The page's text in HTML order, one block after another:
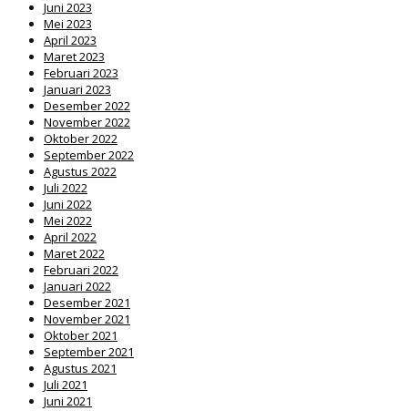
Juni 2023
Mei 2023
April 2023
Maret 2023
Februari 2023
Januari 2023
Desember 2022
November 2022
Oktober 2022
September 2022
Agustus 2022
Juli 2022
Juni 2022
Mei 2022
April 2022
Maret 2022
Februari 2022
Januari 2022
Desember 2021
November 2021
Oktober 2021
September 2021
Agustus 2021
Juli 2021
Juni 2021